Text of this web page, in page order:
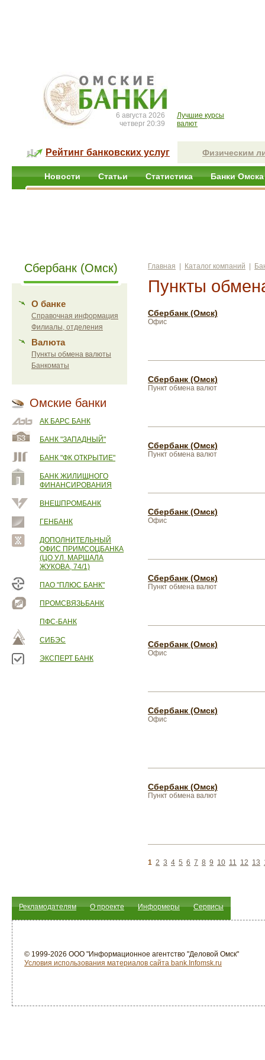
6 августа 2026
четверг 20:39
Лучшие курсы
валют
Рейтинг банковских услуг Физическим
Новости Статьи Статистика Банки Омска
Сбербанк (Омск)
О банке
Справочная информация
Филиалы, отделения
Валюта
Пункты обмена валюты
Банкоматы
Омские банки
АК БАРС БАНК
БАНК "ЗАПАДНЫЙ"
БАНК "ФК ОТКРЫТИЕ"
БАНК ЖИЛИЩНОГО
ФИНАНСИРОВАНИЯ
ВНЕШПРОМБАНК
ГЕНБАНК
ДОПОЛНИТЕЛЬНЫЙ
ОФИС ПРИМСОЦБАНКА
(ЦО УЛ. МАРШАЛА
ЖУКОВА, 74/1)
ПАО "ПЛЮС БАНК"
ПРОМСВЯЗЬБАНК
ПФС-БАНК
СИБЭС
ЭКСПЕРТ БАНК
Главная Каталог компаний
Пункты
Сбербанк (Омск)
Офис
Сбербанк (Омск)
Пункт обмена валют
Сбербанк (Омск)
Пункт обмена валют
Сбербанк (Омск)
Офис
Сбербанк (Омск)
Пункт обмена валют
Сбербанк (Омск)
Офис
Сбербанк (Омск)
Офис
Сбербанк (Омск)
Пункт обмена валют
1 2 3 4 5 6 7 8 9 10 11 12 13
Рекламодателям О проекте Информеры Сервисы
© 1999-2026 ООО "Информационное агентство "Деловой Омск"
Условия использования материалов сайта bank.Infomsk.ru